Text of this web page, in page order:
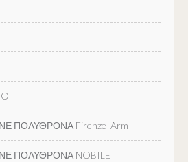
ΠΟΛΥΘΡΟΝΑ Firenze_Arm
ΠΟΛΥΘΡΟΝΑ NOBILE